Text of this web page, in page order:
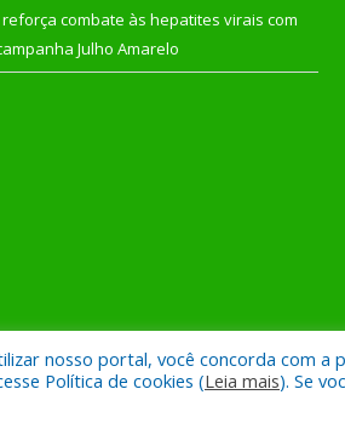
combate às hepatites virais com
Julho Amarelo
nosso portal, você concorda com a
Política de cookies (Leia mais). Se